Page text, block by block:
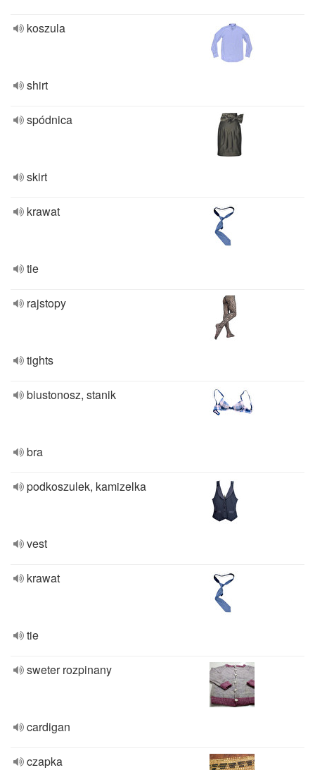
koszula
shirt
spódnica
skirt
krawat
tie
rajstopy
tights
biustonosz, stanik
bra
podkoszulek, kamizelka
vest
krawat
tie
sweter rozpinany
cardigan
czapka